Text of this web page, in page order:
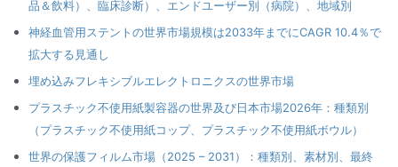
品＆飲料）、臨床診断）、エンドユーザー別（病院）、地域別
神経血管用ステントの世界市場規模は2033年までにCAGR 10.4％で
拡大する見通し
埋め込みフレキシブルエレクトロニクスの世界市場
プラスチック不使用紙製容器の世界及び日本市場2026年：種類別
（プラスチック不使用紙コップ、プラスチック不使用紙ボウル）
世界の保護フィルム市場（2025 – 2031）：種類別、素材別、最終